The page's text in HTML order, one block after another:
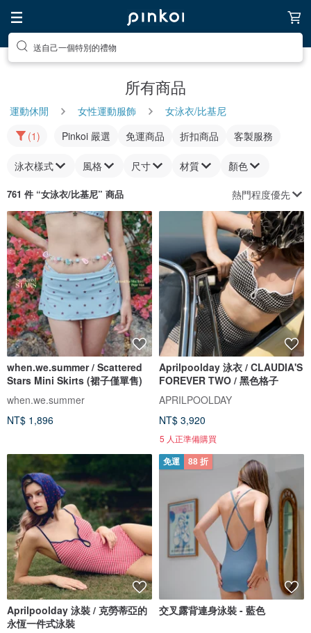
送自己一個特別的禮物
所有商品
運動休閒 女性運動服飾
女泳衣/比基尼
(1)
Pinkoi 嚴選 免運商品 折扣商品 客製服務
泳衣樣式 風格 尺寸 材質 顏色
761 件 “女泳衣/比基尼” 商品 熱門程度優先
when.we.summer / Scattered
Stars Mini Skirts (裙子僅單售)
when.we.summer
NT$ 1,896
Aprilpoolday 泳衣 / CLAUDIA'S
FOREVER TWO / 黑色格子
APRILPOOLDAY
NT$ 3,920
5 人正準備購買
Aprilpoolday 泳裝 / 克勞蒂亞的
永恆一件式泳裝
免運 88 折
交叉露背連身泳裝 - 藍色